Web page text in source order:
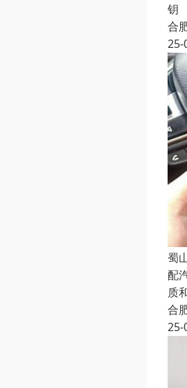
钥
合
25-
蜀
配
质
合
25-